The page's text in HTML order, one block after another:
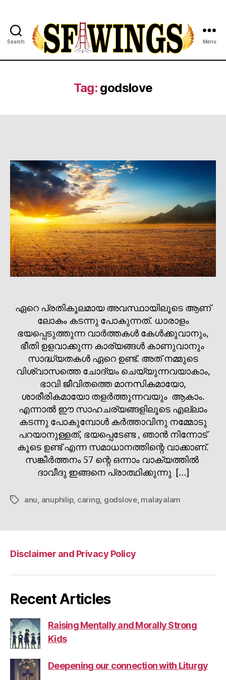
Search
Yuvajana
Menu
Tag: godslove
ഏറെ പ്രതികൂലമായ അവസ്ഥായിലൂടെ ആണ്
ലോകം കടന്നു പോകുന്നത്. ധാരാളം
ഭയപ്പെടുത്തുന്ന വാർത്തകൾ കേൾക്കുവാനും,
ഭീതി ഉളവാക്കുന്ന കാര്യങ്ങൾ കാണുവാനും
സാദ്ധ്യതകൾ ഏറെ ഉണ്ട്. അത് നമ്മുടെ
വിശ്വാസത്തെ ചോദ്യം ചെയ്യുന്നവയാകാം,
ഭാവി ജീവിതത്തെ മാനസികമായോ,
ശാരീരികമായോ തളർത്തുന്നവയും ആകാം.
എന്നാൽ ഈ സാഹചര്യങ്ങളിലൂടെ എല്ലാം
കടന്നു പോകുമ്പോൾ കർത്താവിനു നമ്മോടു
പറയാനുള്ളത്, ഭയപ്പെടേണ്ട , ഞാൻ നിന്നോട്
കൂടെ ഉണ്ട് എന്ന സമാധാനത്തിന്റെ വാക്കാണ്.
സങ്കീർത്തനം 57 ന്റെ ഒന്നാം വാക്യത്തിൽ
ദാവീദു ഇങ്ങനെ പ്രാത്ഥിക്കുന്നു […]
Tagsanu, anuphilip, caring, godslove, malayalam
Disclaimer and Privacy Policy
Recent Articles
Raising Mentally and Morally Strong
Kids
Deepening our connection with Liturgy